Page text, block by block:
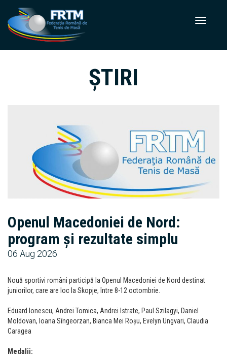
ȘTIRI
Openul Macedoniei de Nord:
program și rezultate simplu
06 Aug 2026
Nouă sportivi români participă la Openul Macedoniei de Nord destinat
juniorilor, care are loc la Skopje, între 8-12 octombrie.
Eduard Ionescu, Andrei Tomica, Andrei Istrate, Paul Szilagyi, Daniel
Moldovan, Ioana Sîngeorzan, Bianca Mei Roșu, Evelyn Ungvari, Claudia
Caragea
Medalii: